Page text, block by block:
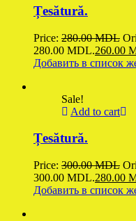
Țesătură.
Price: 280.00MDL
280.00 MDL.260.00
Добавить в список
Sale!
Add to cart
Țesătură.
Price: 300.00MDL
300.00 MDL.280.00
Добавить в список